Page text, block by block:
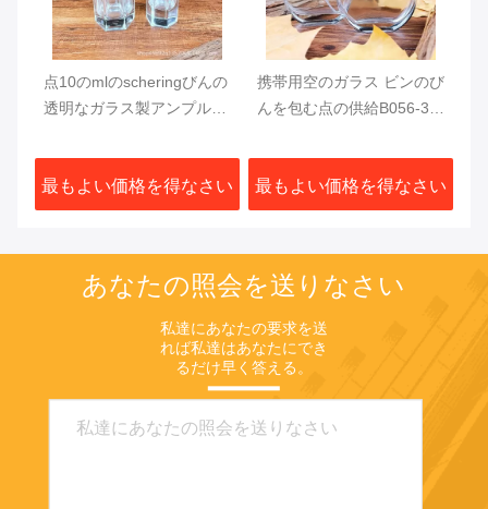
点10のmlのscheringびんの
透明なガラス製アンプルび
キングびんを作り出す
最もよい価格を得なさい
携帯用空のガラス ビンのび
んを包む点の供給B056-30
のびんの化粧品
最もよい価格を得なさい
あなたの照会を送りなさい
私達にあなたの要求を送
れば私達はあなたにでき
るだけ早く答える。